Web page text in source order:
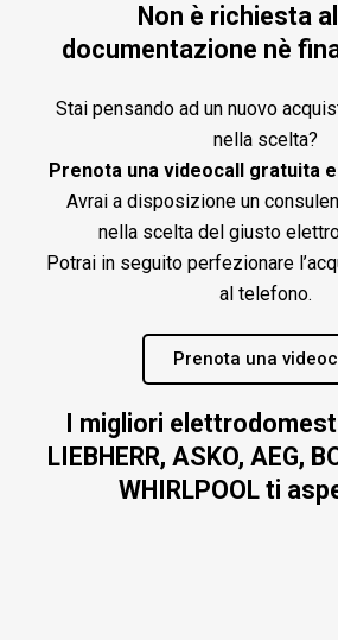
Non è richiesta
documentazione nè
Stai pensando ad un nuovo
nella scelta?
Prenota una videocall gratuita
Avrai a disposizione un
nella scelta del giusto
Potrai in seguito perfezionare
al telefono.
Prenota una
I migliori
LIEBHERR, ASKO, AEG,
WHIRLPOOL ti